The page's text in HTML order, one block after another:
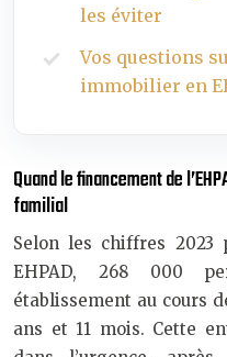
les éviter
Vos questions
immobilier en
Quand le financement de
familial
Selon les chiffres 2023
EHPAD, 268 000
établissement au cours
ans et 11 mois. Cette